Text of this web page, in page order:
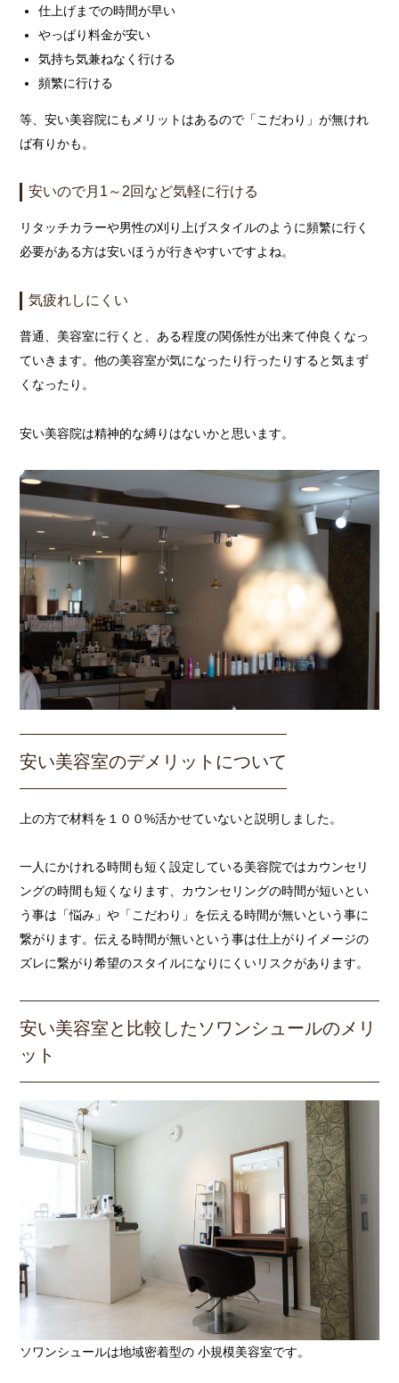
仕上げまでの時間が早い
やっぱり料金が安い
気持ち気兼ねなく行ける
頻繁に行ける
等、安い美容院にもメリットはあるので「こだわり」が無けれ
ば有りかも。
安いので月1～2回など気軽に行ける
リタッチカラーや男性の刈り上げスタイルのように頻繁に行く
必要がある方は安いほうが行きやすいですよね。
気疲れしにくい
普通、美容室に行くと、ある程度の関係性が出来て仲良くなっ
ていきます。他の美容室が気になったり行ったりすると気まず
くなったり。
安い美容院は精神的な縛りはないかと思います。
安い美容室のデメリットについて
上の方で材料を１００%活かせていないと説明しました。
一人にかけれる時間も短く設定している美容院ではカウンセリ
ングの時間も短くなります、カウンセリングの時間が短いとい
う事は「悩み」や「こだわり」を伝える時間が無いという事に
繋がります。伝える時間が無いという事は仕上がりイメージの
ズレに繋がり希望のスタイルになりにくいリスクがあります。
安い美容室と比較したソワンシュールのメリ
ット
ソワンシュールは地域密着型の 小規模美容室です。